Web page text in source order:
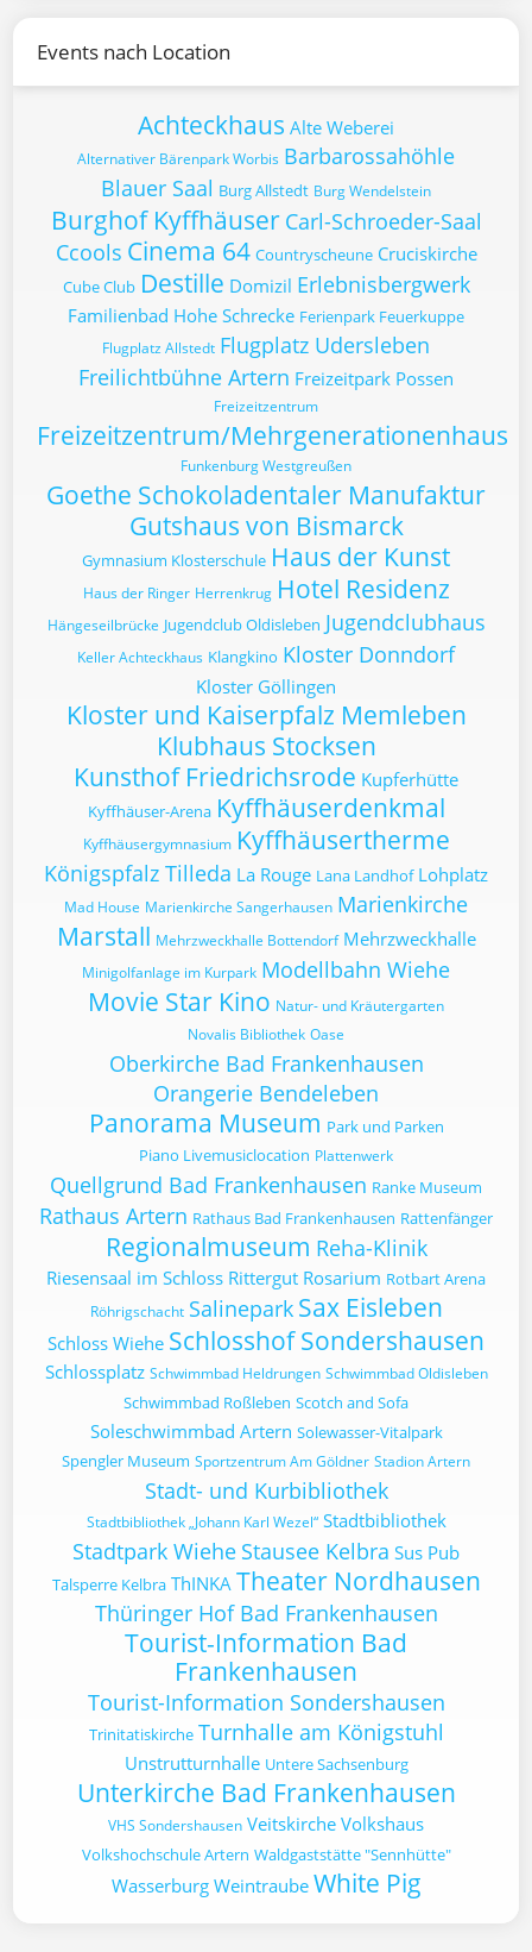
Events nach Location
Achteckhaus Alte Weberei
Alternativer Bärenpark Worbis Barbarossahöhle
Blauer Saal Burg Allstedt Burg Wendelstein
Burghof Kyffhäuser Carl-Schroeder-Saal
Ccools Cinema 64 Countryscheune Cruciskirche
Cube Club Destille Domizil Erlebnisbergwerk
Familienbad Hohe Schrecke Ferienpark Feuerkuppe
Flugplatz Allstedt Flugplatz Udersleben
Freilichtbühne Artern Freizeitpark Possen
Freizeitzentrum
Freizeitzentrum/Mehrgenerationenhaus
Funkenburg Westgreußen
Goethe Schokoladentaler Manufaktur
Gutshaus von Bismarck
Gymnasium Klosterschule Haus der Kunst
Haus der Ringer Herrenkrug Hotel Residenz
Hängeseilbrücke Jugendclub Oldisleben Jugendclubhaus
Keller Achteckhaus Klangkino Kloster Donndorf
Kloster Göllingen
Kloster und Kaiserpfalz Memleben
Klubhaus Stocksen
Kunsthof Friedrichsrode Kupferhütte
Kyffhäuser-Arena Kyffhäuserdenkmal
Kyffhäusergymnasium Kyffhäusertherme
Königspfalz Tilleda La Rouge Lana Landhof Lohplatz
Mad House Marienkirche Sangerhausen Marienkirche
Marstall Mehrzweckhalle Bottendorf Mehrzweckhalle
Minigolfanlage im Kurpark Modellbahn Wiehe
Movie Star Kino Natur- und Kräutergarten
Novalis Bibliothek Oase
Oberkirche Bad Frankenhausen
Orangerie Bendeleben
Panorama Museum Park und Parken
Piano Livemusiclocation Plattenwerk
Quellgrund Bad Frankenhausen Ranke Museum
Rathaus Artern Rathaus Bad Frankenhausen Rattenfänger
Regionalmuseum Reha-Klinik
Riesensaal im Schloss Rittergut Rosarium Rotbart Arena
Röhrigschacht Salinepark Sax Eisleben
Schloss Wiehe Schlosshof Sondershausen
Schlossplatz Schwimmbad Heldrungen Schwimmbad Oldisleben
Schwimmbad Roßleben Scotch and Sofa
Soleschwimmbad Artern Solewasser-Vitalpark
Spengler Museum Sportzentrum Am Göldner Stadion Artern
Stadt- und Kurbibliothek
Stadtbibliothek „Johann Karl Wezel“ Stadtbibliothek
Stadtpark Wiehe Stausee Kelbra Sus Pub
Talsperre Kelbra ThINKA Theater Nordhausen
Thüringer Hof Bad Frankenhausen
Tourist-Information Bad
Frankenhausen
Tourist-Information Sondershausen
Trinitatiskirche Turnhalle am Königstuhl
Unstrutturnhalle Untere Sachsenburg
Unterkirche Bad Frankenhausen
VHS Sondershausen Veitskirche Volkshaus
Volkshochschule Artern Waldgaststätte "Sennhütte"
Wasserburg Weintraube White Pig